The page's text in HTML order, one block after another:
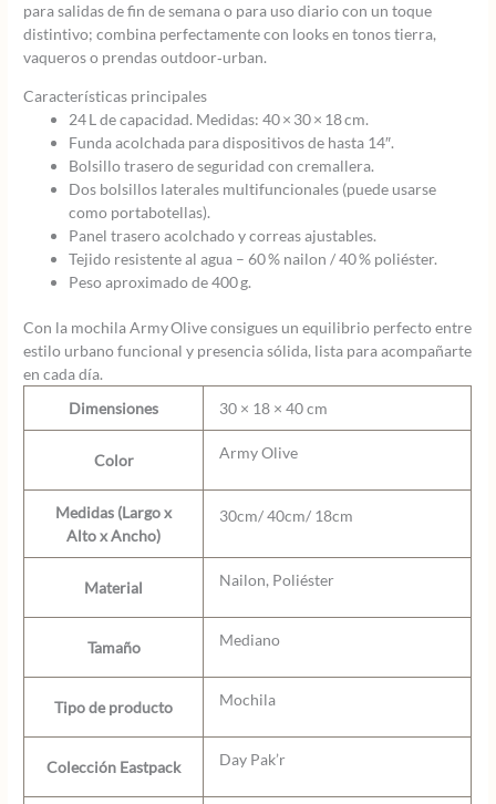
para salidas de fin de semana o para uso diario con un toque
distintivo; combina perfectamente con looks en tonos tierra,
vaqueros o prendas outdoor‑urban.
Características principales
24 L de capacidad. Medidas: 40 × 30 × 18 cm.
Funda acolchada para dispositivos de hasta 14″.
Bolsillo trasero de seguridad con cremallera.
Dos bolsillos laterales multifuncionales (puede usarse
como portabotellas).
Panel trasero acolchado y correas ajustables.
Tejido resistente al agua – 60 % nailon / 40 % poliéster.
Peso aproximado de 400 g.
Con la mochila Army Olive consigues un equilibrio perfecto entre
estilo urbano funcional y presencia sólida, lista para acompañarte
en cada día.
Dimensiones
30 × 18 × 40 cm
Color Army Olive
Medidas (Largo x
Alto x Ancho)
30cm/ 40cm/ 18cm
Material Nailon, Poliéster
Tamaño Mediano
Tipo de producto Mochila
Colección Eastpack Day Pak’r